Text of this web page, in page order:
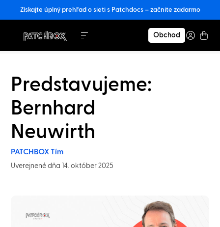
Získajte úplný prehľad o sieti s Patchdocs – začnite zadarmo
Obchod
Predstavujeme:
Bernhard
Neuwirth
PATCHBOX Tím
Uverejnené dňa 14. október 2025